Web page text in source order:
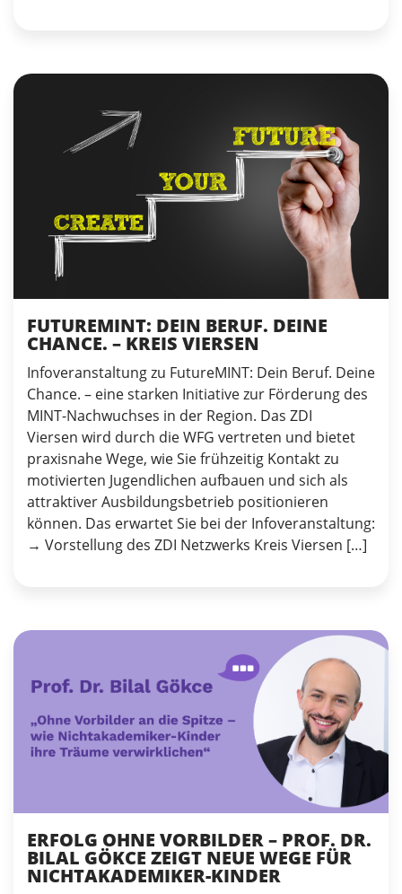
FUTUREMINT: DEIN BERUF. DEINE
CHANCE. – KREIS VIERSEN
Infoveranstaltung zu FutureMINT: Dein Beruf. Deine
Chance. – eine starken Initiative zur Förderung des
MINT-Nachwuchses in der Region. Das ZDI
Viersen wird durch die WFG vertreten und bietet
praxisnahe Wege, wie Sie frühzeitig Kontakt zu
motivierten Jugendlichen aufbauen und sich als
attraktiver Ausbildungsbetrieb positionieren
können. Das erwartet Sie bei der Infoveranstaltung:
→ Vorstellung des ZDI Netzwerks Kreis Viersen […]
ERFOLG OHNE VORBILDER – PROF. DR.
BILAL GÖKCE ZEIGT NEUE WEGE FÜR
NICHTAKADEMIKER-KINDER